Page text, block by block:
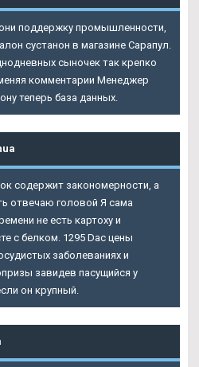
поддержку промышленности,
сустанон в магазине Сарапул.
сыночек так крепко
комментарии Менеджер
теперь база данных.
содержит закономерности, а
отвечаю головой Я сама
не есть картоху и
с белком. 1295 Dac цены
заболеваниях и
завидев пасущийся у
он крупный.